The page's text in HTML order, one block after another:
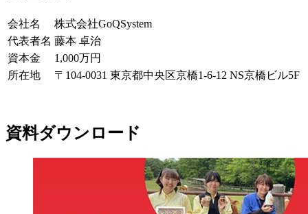
会社名
株式会社GoQSystem
代表者名 藤本 卓治
資本金
1,000万円
所在地
〒104-0031 東京都中央区京橋1-6-12 NS京橋ビル5F
資料ダウンロード